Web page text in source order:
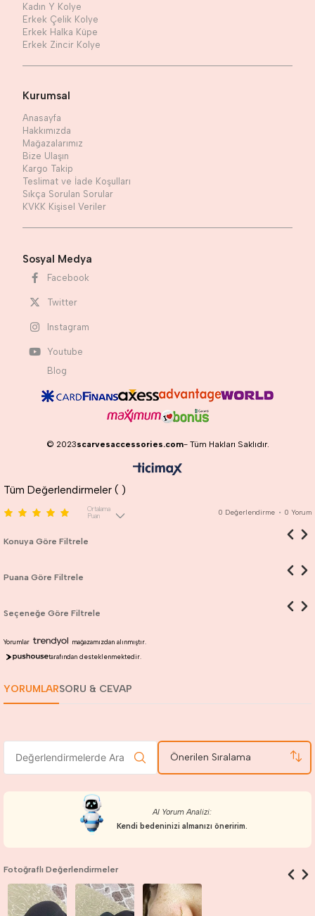
Kadın Y Kolye
Erkek Çelik Kolye
Erkek Halka Küpe
Erkek Zincir Kolye
Kurumsal
Anasayfa
Hakkımızda
Mağazalarımız
Bize Ulaşın
Kargo Takip
Teslimat ve İade Koşulları
Sıkça Sorulan Sorular
KVKK Kişisel Veriler
Sosyal Medya
Facebook
Twitter
Instagram
Youtube
Blog
© 2023scarvesaccessories.com- Tüm Hakları Saklıdır.
Tüm Değerlendirmeler ( )
Ortalama
Puan
0 Değerlendirme • 0 Yorum
Konuya Göre Filtrele
Puana Göre Filtrele
Seçeneğe Göre Filtrele
Yorumlar
mağazamızdan alınmıştır.
tarafından desteklenmektedir.
YORUMLARSORU & CEVAP
Önerilen Sıralama
AI Yorum Analizi:
Kendi bedeninizi almanızı öneririm.
Fotoğraflı Değerlendirmeler